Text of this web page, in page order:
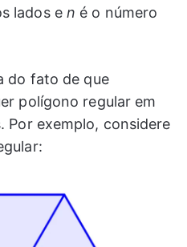
lados e n é o número
do fato de que
polígono regular em
Por exemplo, considere